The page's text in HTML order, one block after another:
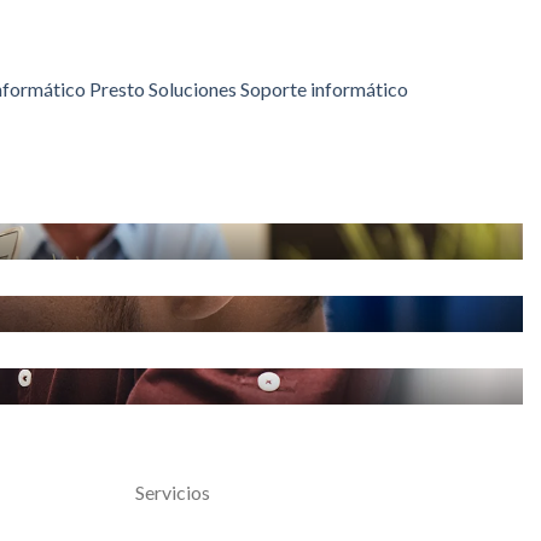
Presto Soluciones Soporte informático
Servicios